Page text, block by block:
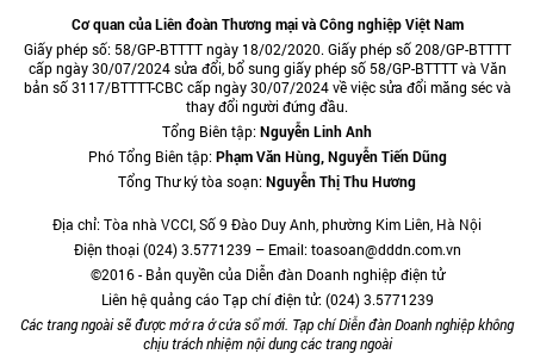
Cơ quan của Liên đoàn Thương mại và Công nghiệp Việt Nam
Giấy phép số: 58/GP-BTTTT ngày 18/02/2020. Giấy phép số 208/GP-BTTTT
cấp ngày 30/07/2024 sửa đổi, bổ sung giấy phép số 58/GP-BTTTT và Văn
bản số 3117/BTTTT-CBC cấp ngày 30/07/2024 về việc sửa đổi măng séc và
thay đổi người đứng đầu.
Tổng Biên tập:Nguyễn Linh Anh
Phó Tổng Biên tập:Phạm Văn Hùng, Nguyễn Tiến Dũng
Tổng Thư ký tòa soạn:Nguyễn Thị Thu Hương
Địa chỉ: Tòa nhà VCCI, Số 9 Đào Duy Anh, phường Kim Liên, Hà Nội
Điện thoại (024) 3.5771239 – Email: toasoan@dddn.com.vn
©2016 - Bản quyền của Diễn đàn Doanh nghiệp điện tử
Liên hệ quảng cáo Tạp chí điện tử: (024) 3.5771239
Các trang ngoài sẽ được mở ra ở cửa sổ mới. Tạp chí Diễn đàn Doanh nghiệp không
chịu trách nhiệm nội dung các trang ngoài